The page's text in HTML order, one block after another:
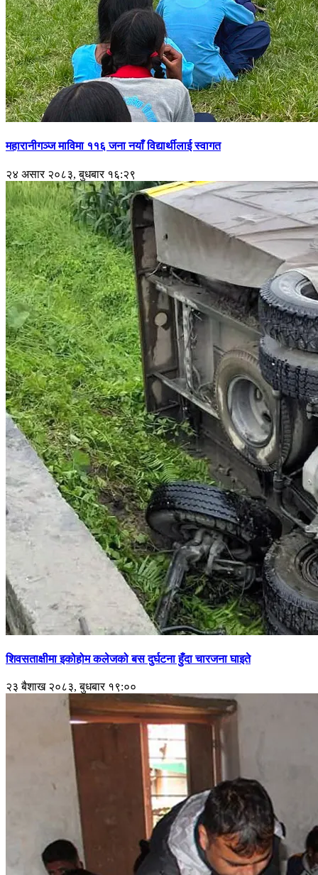
महारानीगञ्ज माविमा ११६ जना नयाँ विद्यार्थीलाई स्वागत
२४ असार २०८३, बुधबार १६:२९
शिवसताक्षीमा इकोहोम कलेजको बस दुर्घटना हुँदा चारजना घाइते
२३ बैशाख २०८३, बुधबार १९:००